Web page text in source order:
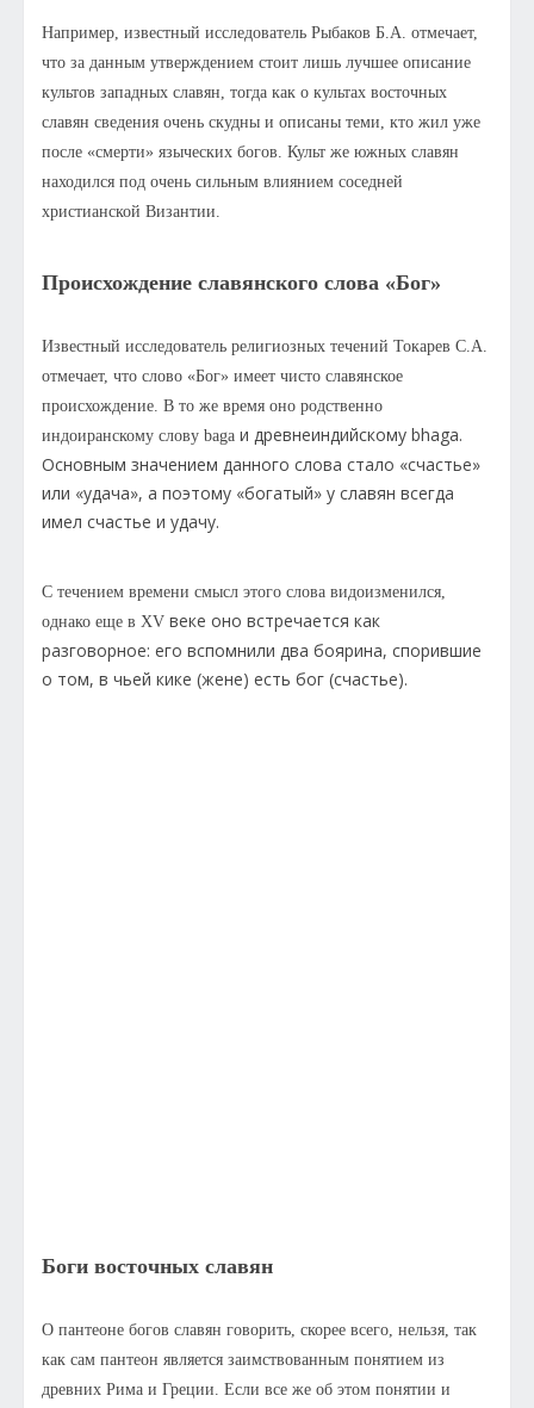
Например, известный исследователь Рыбаков Б.А. отмечает,
что за данным утверждением стоит лишь лучшее описание
культов западных славян, тогда как о культах восточных
славян сведения очень скудны и описаны теми, кто жил уже
после «смерти» языческих богов. Культ же южных славян
находился под очень сильным влиянием соседней
христианской Византии.
Происхождение славянского слова «Бог»
Известный исследователь религиозных течений Токарев С.А.
отмечает, что слово «Бог» имеет чисто славянское
происхождение. В то же время оно родственно
индоиранскому слову baga и древнеиндийскому bhaga.
Основным значением данного слова стало «счастье»
или «удача», а поэтому «богатый» у славян всегда
имел счастье и удачу.
С течением времени смысл этого слова видоизменился,
однако еще в XV веке оно встречается как
разговорное: его вспомнили два боярина, спорившие
о том, в чьей кике (жене) есть бог (счастье).
Боги восточных славян
О пантеоне богов славян говорить, скорее всего, нельзя, так
как сам пантеон является заимствованным понятием из
древних Рима и Греции. Если все же об этом понятии и